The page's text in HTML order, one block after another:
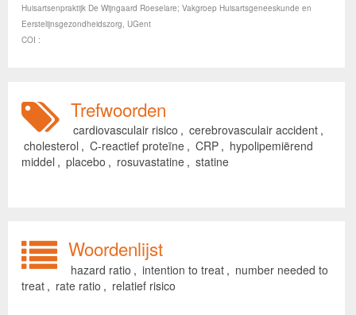
Huisartsenpraktijk De Wijngaard Roeselare; Vakgroep Huisartsgeneeskunde en
Eerstelijnsgezondheidszorg, UGent
COI :
Trefwoorden
cardiovasculair risico , cerebrovasculair accident ,
cholesterol , C-reactief proteïne , CRP , hypolipemiërend
middel , placebo , rosuvastatine , statine
Woordenlijst
hazard ratio , intention to treat , number needed to
treat , rate ratio , relatief risico